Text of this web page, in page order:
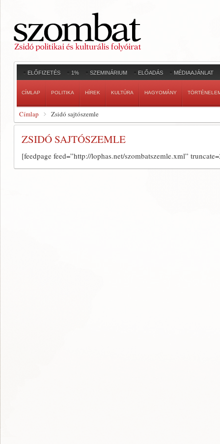
ELŐFIZETÉS 1% SZEMINÁRIUM ELŐADÁS MÉDIAAJÁNLAT
CÍMLAP POLITIKA HÍREK KULTÚRA HAGYOMÁNY
Címlap Zsidó sajtószemle
ZSIDÓ SAJTÓSZEMLE
[feedpage feed=”http://lophas.net/szombatszemle.xml”